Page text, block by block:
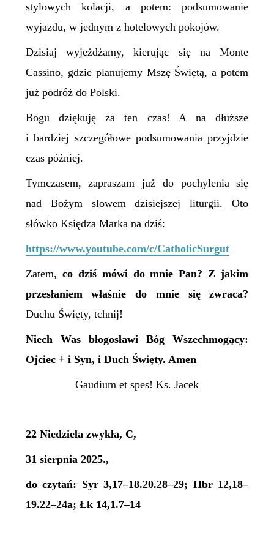
stylowych kolacji, a potem: podsumowanie
wyjazdu, w jednym z hotelowych pokojów.
Dzisiaj wyjeżdżamy, kierując się na Monte
Cassino, gdzie planujemy Mszę Świętą, a potem
już podróż do Polski.
Bogu dziękuję za ten czas! A na dłuższe
i bardziej szczegółowe podsumowania przyjdzie
czas później.
Tymczasem, zapraszam już do pochylenia się
nad Bożym słowem dzisiejszej liturgii. Oto
słówko Księdza Marka na dziś:
https://www.youtube.com/c/CatholicSurgut
Zatem, co dziś mówi do mnie Pan? Z jakim
przesłaniem właśnie do mnie się zwraca?
Duchu Święty, tchnij!
Niech Was błogosławi Bóg Wszechmogący:
Ojciec + i Syn, i Duch Święty. Amen
Gaudium et spes! Ks. Jacek
22 Niedziela zwykła, C,
31 sierpnia 2025.,
do czytań: Syr 3,17–18.20.28–29; Hbr 12,18–
19.22–24a; Łk 14,1.7–14